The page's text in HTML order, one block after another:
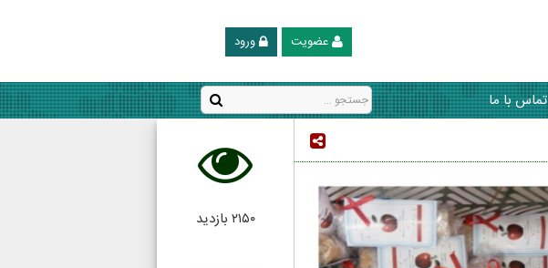
ورود عضویت
تماس با ما
۲۱۵۰ بازدید